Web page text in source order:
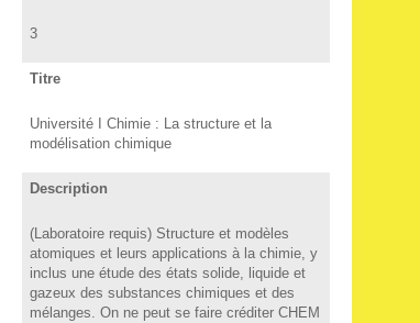
3
Titre
Université I Chimie : La structure et la
modélisation chimique
Description
(Laboratoire requis) Structure et modèles
atomiques et leurs applications à la chimie, y
inclus une étude des états solide, liquide et
gazeux des substances chimiques et des
mélanges. On ne peut se faire créditer CHEM